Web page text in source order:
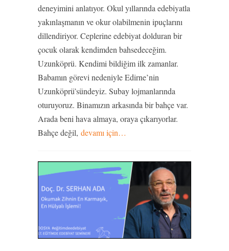
deneyimini anlatıyor. Okul yıllarında edebiyatla
yakınlaşmanın ve okur olabilmenin ipuçlarını
dillendiriyor. Ceplerine edebiyat dolduran bir
çocuk olarak kendimden bahsedeceğim.
Uzunköprü. Kendimi bildiğim ilk zamanlar.
Babamın görevi nedeniyle Edirne’nin
Uzunköprü’sündeyiz. Subay lojmanlarında
oturuyoruz. Binamızın arkasında bir bahçe var.
Arada beni hava almaya, oraya çıkarıyorlar.
Bahçe değil, devamı için…